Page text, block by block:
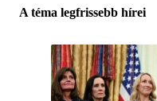
A téma legfrissebb hírei